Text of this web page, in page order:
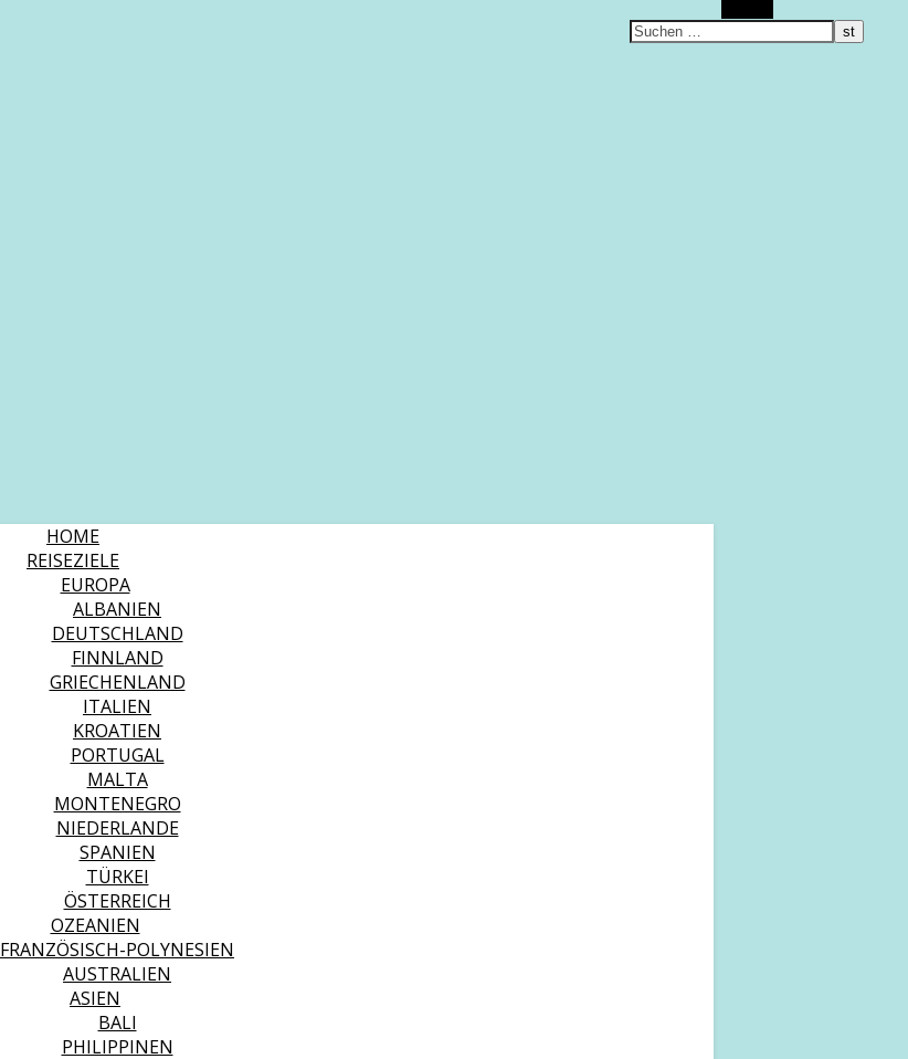
HOME
REISEZIELE
EUROPA
ALBANIEN
DEUTSCHLAND
FINNLAND
GRIECHENLAND
ITALIEN
KROATIEN
PORTUGAL
MALTA
MONTENEGRO
NIEDERLANDE
SPANIEN
TÜRKEI
ÖSTERREICH
OZEANIEN
FRANZÖSISCH-POLYNESIEN
AUSTRALIEN
ASIEN
BALI
PHILIPPINEN